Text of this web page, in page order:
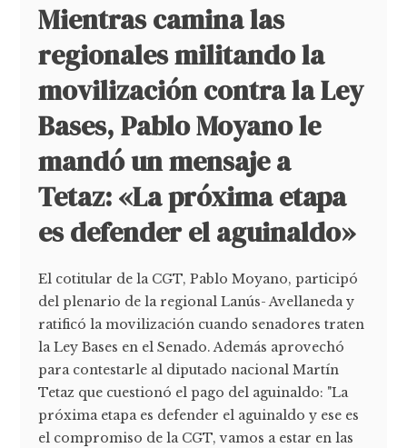
Mientras camina las
regionales militando la
movilización contra la Ley
Bases, Pablo Moyano le
mandó un mensaje a
Tetaz: «La próxima etapa
es defender el aguinaldo»
El cotitular de la CGT, Pablo Moyano, participó
del plenario de la regional Lanús- Avellaneda y
ratificó la movilización cuando senadores traten
la Ley Bases en el Senado. Además aprovechó
para contestarle al diputado nacional Martín
Tetaz que cuestionó el pago del aguinaldo: "La
próxima etapa es defender el aguinaldo y ese es
el compromiso de la CGT, vamos a estar en las